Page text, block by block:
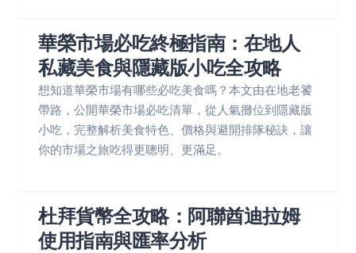
華榮市場必吃終極指南：在地人
私藏美食與隱藏版小吃全攻略
想知道華榮市場有哪些必吃美食嗎？本文由在地老饕
帶路，公開華榮市場必吃清單，從人氣攤位到隱藏版
小吃，完整解析美食特色、價格與避開排隊秘訣，讓
你的市場之旅吃得更聰明、更滿足。
杜拜貨幣全攻略：阿聯酋迪拉姆
使用指南與匯率分析